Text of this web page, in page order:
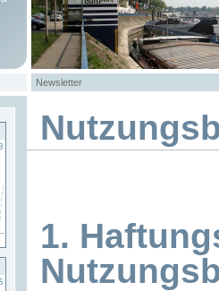
Newsletter
1.